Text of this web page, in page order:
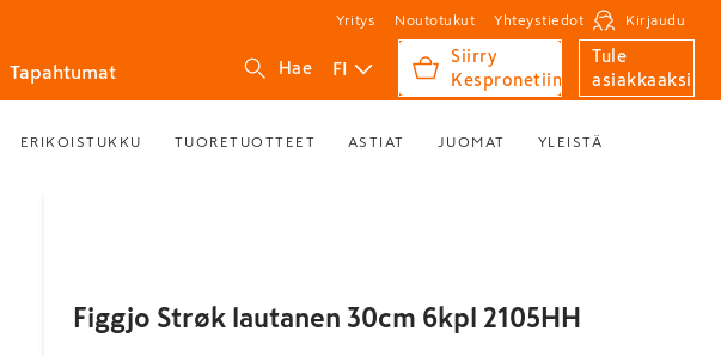
Yritys Noutotukut Yhteystiedot Kirjaudu
Tapahtumat Hae FI
Siirry
Kespronetiin
Tule
asiakkaaksi
ERIKOISTUKKU TUORETUOTTEET ASTIAT JUOMAT YLEISTÄ
Figgjo Strøk lautanen 30cm 6kpl 2105HH